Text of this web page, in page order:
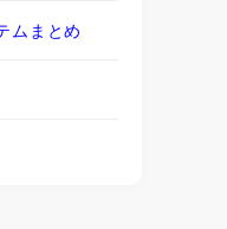
ムまとめ